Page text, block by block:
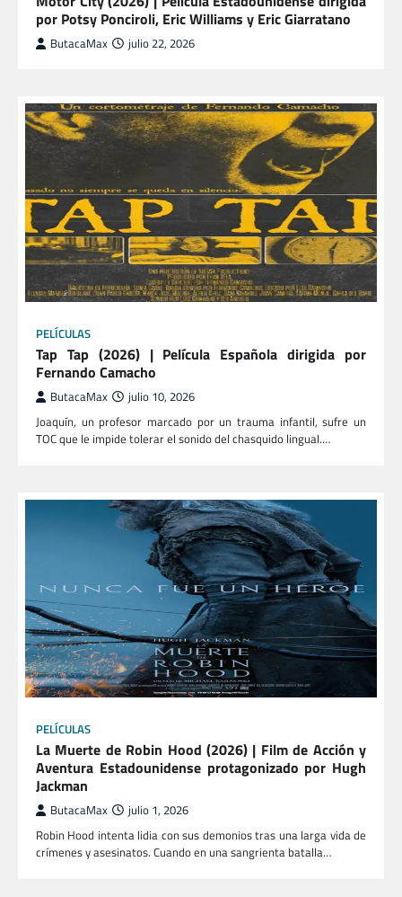
por Potsy Ponciroli, Eric Williams y Eric Giarratano
ButacaMax julio 22, 2026
PELÍCULAS
Tap Tap (2026) | Película Española dirigida por
Fernando Camacho
ButacaMax julio 10, 2026
Joaquín, un profesor marcado por un trauma infantil, sufre un
TOC que le impide tolerar el sonido del chasquido lingual.…
PELÍCULAS
La Muerte de Robin Hood (2026) | Film de Acción y
Aventura Estadounidense protagonizado por Hugh
Jackman
ButacaMax julio 1, 2026
Robin Hood intenta lidia con sus demonios tras una larga vida de
crímenes y asesinatos. Cuando en una sangrienta batalla…